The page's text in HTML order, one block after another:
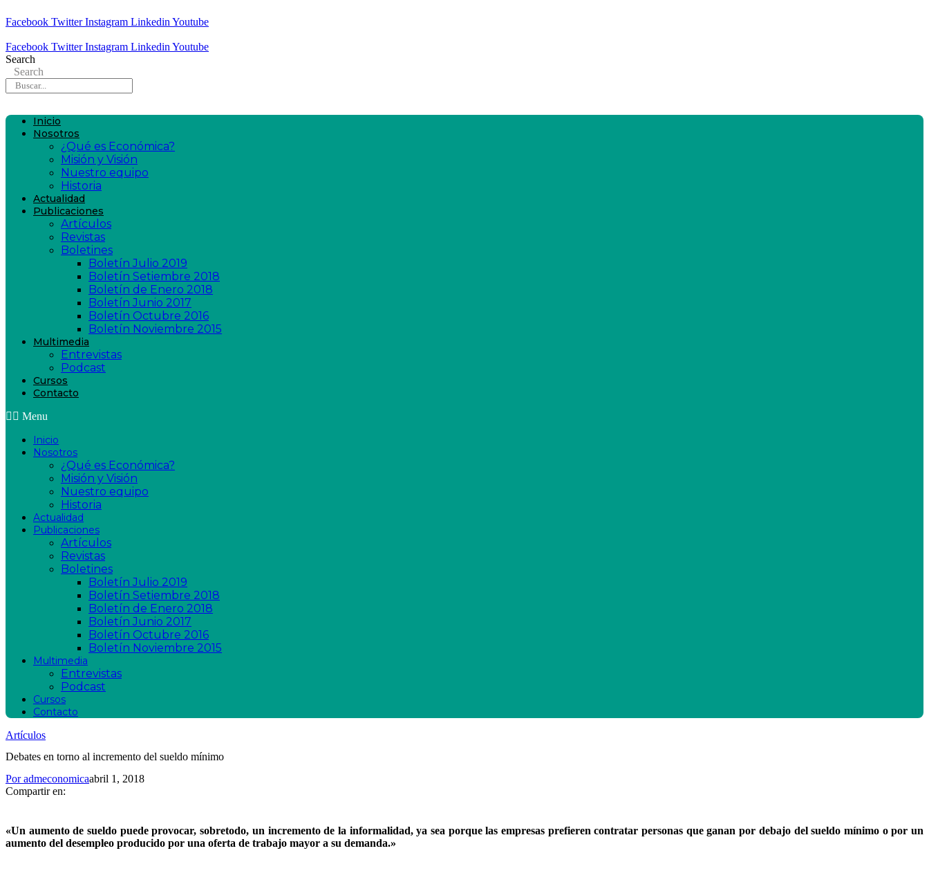
Facebook Twitter Instagram Linkedin Youtube
Facebook Twitter Instagram Linkedin Youtube
Search
Search
Inicio
Nosotros
¿Qué es Económica?
Misión y Visión
Nuestro equipo
Historia
Actualidad
Publicaciones
Artículos
Revistas
Boletines
Boletín Julio 2019
Boletín Setiembre 2018
Boletín de Enero 2018
Boletín Junio 2017
Boletín Octubre 2016
Boletín Noviembre 2015
Multimedia
Entrevistas
Podcast
Cursos
Contacto
Menu
Inicio
Nosotros
¿Qué es Económica?
Misión y Visión
Nuestro equipo
Historia
Actualidad
Publicaciones
Artículos
Revistas
Boletines
Boletín Julio 2019
Boletín Setiembre 2018
Boletín de Enero 2018
Boletín Junio 2017
Boletín Octubre 2016
Boletín Noviembre 2015
Multimedia
Entrevistas
Podcast
Cursos
Contacto
Artículos
Debates en torno al incremento del sueldo mínimo
Poradmeconomicaabril 1, 2018
Compartir en:
«Un aumento de sueldo puede provocar, sobretodo, un incremento de la informalidad, ya sea porque las empresas prefieren contratar personas que ganan por debajo del sueldo mínimo o por un
aumento del desempleo producido por una oferta de trabajo mayor a su demanda.»